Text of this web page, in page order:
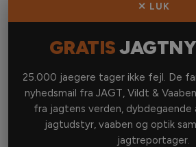
at starte på udlandsjagter
vildtbestanden er så tæt og
skydefærdighed kan
✕ LUK
GRATIS
25.000 jaegere tager ikke fejl. De
nyhedsmail fra JAGT, Vildt &
fra jagtens verden,
jagtudstyr, vaaben og optik
jagtreportager.